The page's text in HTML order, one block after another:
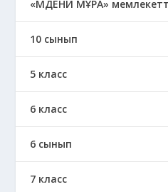
«МӘДЕНИ МҰРА»
10 сынып
5 класс
6 класс
6 сынып
7 класс